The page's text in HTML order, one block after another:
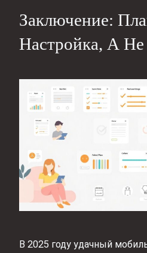
Заключение:
Настройка, А
В 2025 году удачный